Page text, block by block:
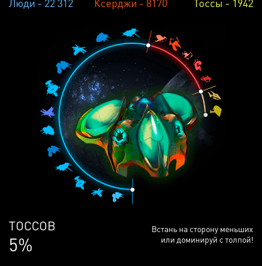
ЛЮДЕЙ
68%
Встань на сторону меньших
или доминируй с толпой!